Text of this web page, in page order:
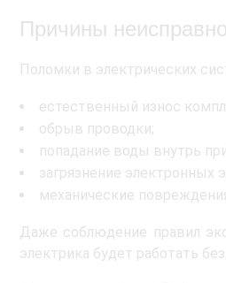
Причины
Поломки в электрических
естественный износ
обрыв проводки;
попадание воды внутрь
загрязнение электронных
механические
Даже соблюдение правил
электрика будет работать